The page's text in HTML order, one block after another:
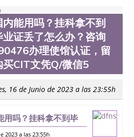
能用吗？挂科拿不到
证丢了怎么办？咨询
办理使馆认证，留
CIT文凭Q/微信5
16 de Junio de 2023 a las 23:55h
用吗？挂科拿不到毕
怎么办？咨询办理
2023 a las 23:55h